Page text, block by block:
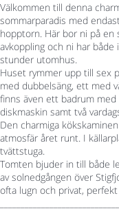
Välkommen till denna
sommarparadis med
hopptorn. Här bor ni på
avkoppling och ni har
stunder utomhus.
Huset rymmer upp till sex
med dubbelsäng, ett med
finns även ett badrum
diskmaskin samt två
Den charmiga
atmosfär året runt. I
tvättstuga.
Tomten bjuder in till både
av solnedgången över
ofta lugn och privat,